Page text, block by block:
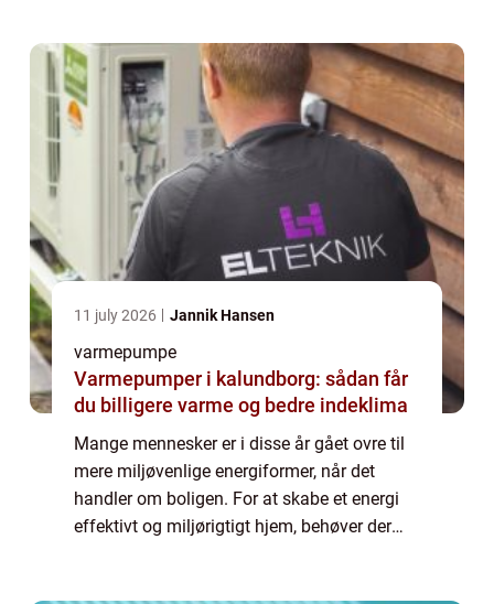
11 july 2026 Jannik Hansen
varmepumpe
Varmepumper i kalundborg: sådan får
du billigere varme og bedre indeklima
Mange mennesker er i disse år gået ovre til
mere miljøvenlige energiformer, når det
handler om boligen. For at skabe et energi
effektivt og miljørigtigt hjem, behøver der